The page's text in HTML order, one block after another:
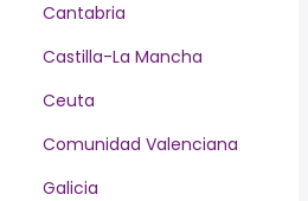
Cantabria
Castilla-La Mancha
Ceuta
Comunidad Valenciana
Galicia